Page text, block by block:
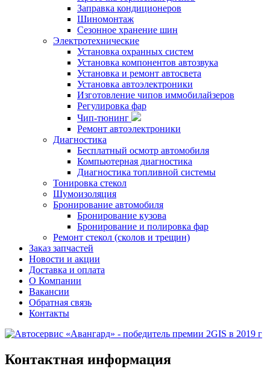
Заправка кондиционеров
Шиномонтаж
Сезонное хранение шин
Электротехнические
Установка охранных систем
Установка компонентов автозвука
Установка и ремонт автосвета
Установка автоэлектроники
Изготовление чипов иммобилайзеров
Регулировка фар
Чип-тюнинг
Ремонт автоэлектроники
Диагностика
Бесплатный осмотр автомобиля
Компьютерная диагностика
Диагностика топливной системы
Тонировка стекол
Шумоизоляция
Бронирование автомобиля
Бронирование кузова
Бронирование и полировка фар
Ремонт стекол (сколов и трещин)
Заказ запчастей
Новости и акции
Доставка и оплата
О Компании
Вакансии
Обратная связь
Контакты
Контактная информация